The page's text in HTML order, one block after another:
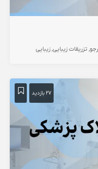
تزریقات زیبایی زیبایی
۲۷ بازدید